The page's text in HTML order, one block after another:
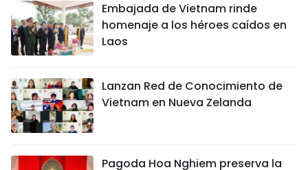
Embajada de Vietnam rinde
homenaje a los héroes caídos en
Laos
Lanzan Red de Conocimiento de
Vietnam en Nueva Zelanda
Pagoda Hoa Nghiem preserva la